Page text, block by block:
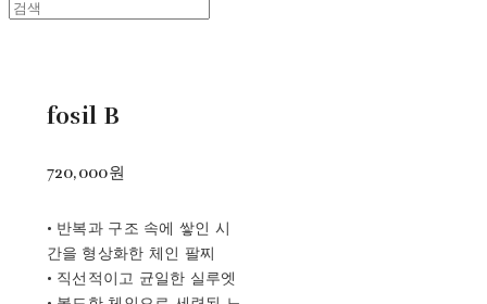
fosil B
720,000원
• 반복과 구조 속에 쌓인 시
간을 형상화한 체인 팔찌
• 직선적이고 균일한 실루엣